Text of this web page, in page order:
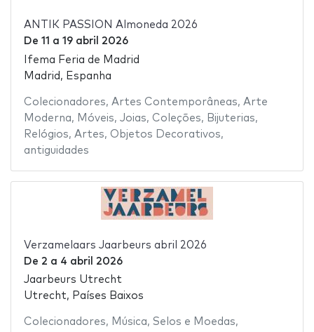
ANTIK PASSION Almoneda 2026
De 11 a 19 abril 2026
Ifema Feria de Madrid
Madrid, Espanha
Colecionadores, Artes Contemporâneas, Arte
Moderna, Móveis, Joias, Coleções, Bijuterias,
Relógios, Artes, Objetos Decorativos,
antiguidades
Verzamelaars Jaarbeurs abril 2026
De 2 a 4 abril 2026
Jaarbeurs Utrecht
Utrecht, Países Baixos
Colecionadores, Música, Selos e Moedas,